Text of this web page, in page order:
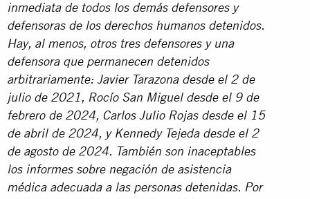
inmediata de todos los demás defensores y
defensoras de los derechos humanos detenidos.
Hay, al menos, otros tres defensores y una
defensora que permanecen detenidos
arbitrariamente: Javier Tarazona desde el 2 de
julio de 2021, Rocío San Miguel desde el 9 de
febrero de 2024, Carlos Julio Rojas desde el 15
de abril de 2024, y Kennedy Tejeda desde el 2
de agosto de 2024. También son inaceptables
los informes sobre negación de asistencia
médica adecuada a las personas detenidas. Por